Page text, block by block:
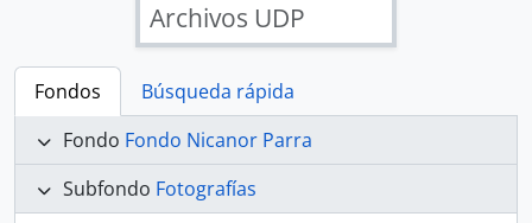
Archivos UDP
Fondos
Búsqueda rápida
Fondo Fondo Nicanor Parra
Subfondo Fotografías